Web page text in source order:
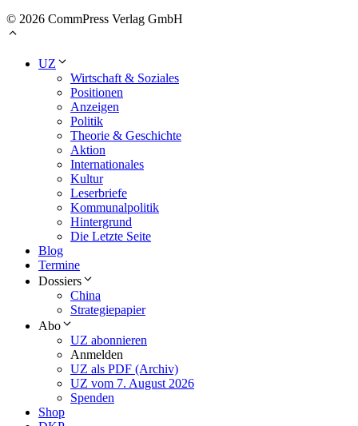
© 2026 CommPress Verlag GmbH
UZ
Wirtschaft & Soziales
Positionen
Anzeigen
Politik
Theorie & Geschichte
Aktion
Internationales
Kultur
Leserbriefe
Kommunalpolitik
Hintergrund
Die Letzte Seite
Blog
Termine
Dossiers
China
Strategiepapier
Abo
UZ abonnieren
Anmelden
UZ als PDF (Archiv)
UZ vom 7. August 2026
Spenden
Shop